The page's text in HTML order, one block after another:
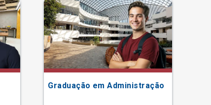
Graduação em Administração